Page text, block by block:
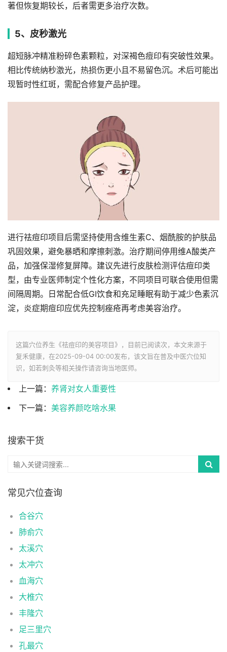
著但恢复期较长，后者需更多治疗次数。
5、皮秒激光
超短脉冲精准粉碎色素颗粒，对深褐色痘印有突破性效果。
相比传统纳秒激光，热损伤更小且不易留色沉。术后可能出
现暂时性红斑，需配合修复产品护理。
进行祛痘印项目后需坚持使用含维生素C、烟酰胺的护肤品
巩固效果，避免暴晒和摩擦刺激。治疗期间停用维A酸类产
品，加强保湿修复屏障。建议先进行皮肤检测评估痘印类
型，由专业医师制定个性化方案，不同项目可联合使用但需
间隔周期。日常配合低GI饮食和充足睡眠有助于减少色素沉
淀，炎症期痘印应优先控制痤疮再考虑美容治疗。
这篇穴位养生《祛痘印的美容项目》，目前已阅读次，本文来源于
复禾健康，在2025-09-04 00:00发布，该文旨在普及中医穴位知
识，如若刺灸等相关操作请咨询当地医师。
上一篇： 养肾对女人重要性
下一篇： 美容养颜吃啥水果
搜索干货
常见穴位查询
合谷穴
肺俞穴
太溪穴
太冲穴
血海穴
大椎穴
丰隆穴
足三里穴
孔最穴